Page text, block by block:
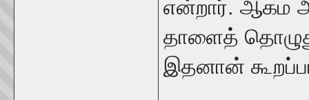
என்றார். ஆகம
தாளைத்
இதனான்